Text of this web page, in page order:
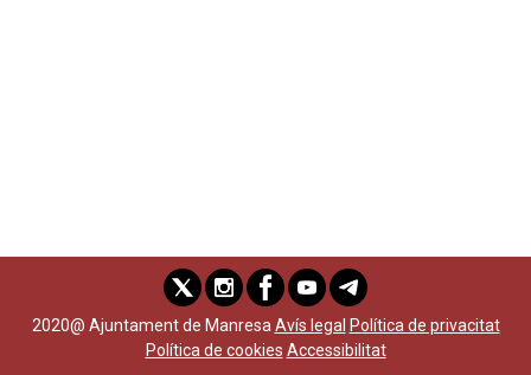
2020@ Ajuntament de Manresa Avís legal Política de privacitat
Política de cookies Accessibilitat